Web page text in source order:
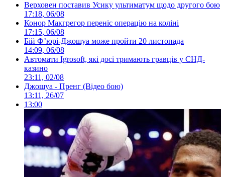
Верховен поставив Усику ультиматум щодо другого бою
17:18, 06/08
Конор Макгрегор переніс операцію на коліні
17:15, 06/08
Бій Ф’юрі-Джошуа може пройти 20 листопада
14:09, 06/08
Автомати Igrosoft, які досі тримають гравців у СНД-
казино
23:11, 02/08
Джошуа - Пренг (Відео бою)
13:11, 26/07
13:00